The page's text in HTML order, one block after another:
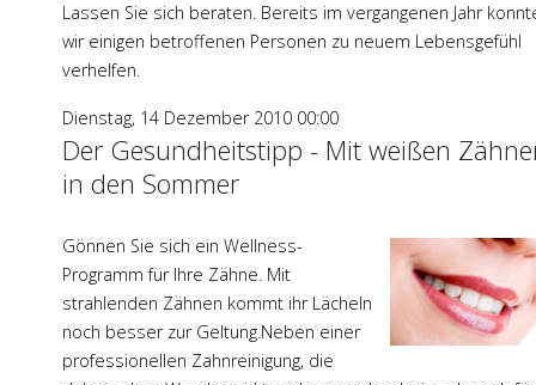
Lassen Sie sich beraten. Bereits im vergangenen Jahr
wir einigen betroffenen Personen zu neuem Lebensgefühl
verhelfen.
Dienstag, 14 Dezember 2010 00:00
Der Gesundheitstipp - Mit weißen
in den Sommer
Gönnen Sie sich ein Wellness-
Programm für Ihre Zähne. Mit
strahlenden Zähnen kommt ihr Lächeln
noch besser zur Geltung.Neben einer
professionellen Zahnreinigung, die